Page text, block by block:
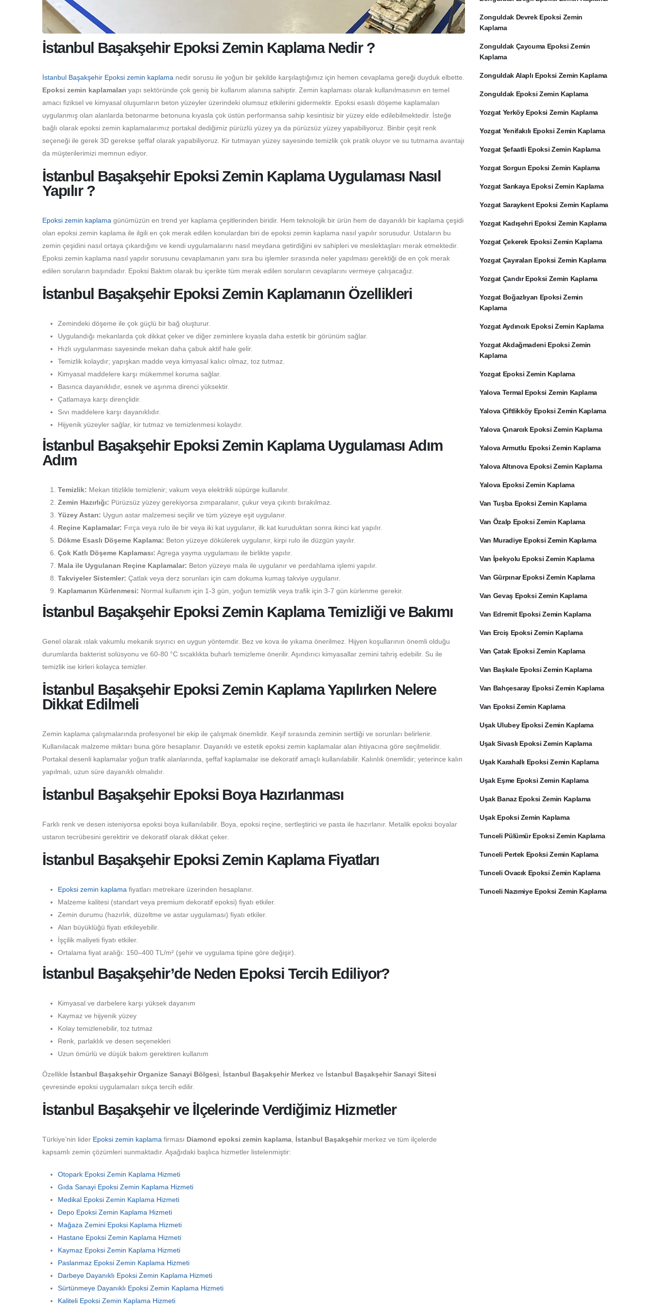
İstanbul Başakşehir Epoksi Zemin Kaplama Nedir ?
İstanbul Başakşehir Epoksi zemin kaplama nedir sorusu ile yoğun bir şekilde karşılaştığımız için hemen cevaplama gereği duyduk elbette.
Epoksi zemin kaplamaları yapı sektöründe çok geniş bir kullanım alanına sahiptir. Zemin kaplaması olarak kullanılmasının en temel
amacı fiziksel ve kimyasal oluşumların beton yüzeyler üzerindeki olumsuz etkilerini gidermektir. Epoksi esaslı döşeme kaplamaları
uygulanmış olan alanlarda betonarme betonuna kıyasla çok üstün performansa sahip kesintisiz bir yüzey elde edilebilmektedir. İsteğe
bağlı olarak epoksi zemin kaplamalarımız portakal dediğimiz pürüzlü yüzey ya da pürüzsüz yüzey yapabiliyoruz. Binbir çeşit renk
seçeneği ile gerek 3D gerekse şeffaf olarak yapabiliyoruz. Kir tutmayan yüzey sayesinde temizlik çok pratik oluyor ve su tutmama avantajı
da müşterilerimizi memnun ediyor.
İstanbul Başakşehir Epoksi Zemin Kaplama Uygulaması Nasıl
Yapılır ?
Epoksi zemin kaplama günümüzün en trend yer kaplama çeşitlerinden biridir. Hem teknolojik bir ürün hem de dayanıklı bir kaplama çeşidi
olan epoksi zemin kaplama ile ilgili en çok merak edilen konulardan biri de epoksi zemin kaplama nasıl yapılır sorusudur. Ustaların bu
zemin çeşidini nasıl ortaya çıkardığını ve kendi uygulamalarını nasıl meydana getirdiğini ev sahipleri ve meslektaşları merak etmektedir.
Epoksi zemin kaplama nasıl yapılır sorusunu cevaplamanın yanı sıra bu işlemler sırasında neler yapılması gerektiği de en çok merak
edilen soruların başındadır. Epoksi Baktım olarak bu içerikte tüm merak edilen soruların cevaplarını vermeye çalışacağız.
İstanbul Başakşehir Epoksi Zemin Kaplamanın Özellikleri
Zemindeki döşeme ile çok güçlü bir bağ oluşturur.
Uygulandığı mekanlarda çok dikkat çeker ve diğer zeminlere kıyasla daha estetik bir görünüm sağlar.
Hızlı uygulanması sayesinde mekan daha çabuk aktif hale gelir.
Temizlik kolaydır; yapışkan madde veya kimyasal kalıcı olmaz, toz tutmaz.
Kimyasal maddelere karşı mükemmel koruma sağlar.
Basınca dayanıklıdır, esnek ve aşınma direnci yüksektir.
Çatlamaya karşı dirençlidir.
Sıvı maddelere karşı dayanıklıdır.
Hijyenik yüzeyler sağlar, kir tutmaz ve temizlenmesi kolaydır.
İstanbul Başakşehir Epoksi Zemin Kaplama Uygulaması Adım
Adım
Temizlik: Mekan titizlikle temizlenir; vakum veya elektrikli süpürge kullanılır.
Zemin Hazırlığı: Pürüzsüz yüzey gerekiyorsa zımparalanır, çukur veya çıkıntı bırakılmaz.
Yüzey Astarı: Uygun astar malzemesi seçilir ve tüm yüzeye eşit uygulanır.
Reçine Kaplamalar: Fırça veya rulo ile bir veya iki kat uygulanır, ilk kat kuruduktan sonra ikinci kat yapılır.
Dökme Esaslı Döşeme Kaplama: Beton yüzeye dökülerek uygulanır, kirpi rulo ile düzgün yayılır.
Çok Katlı Döşeme Kaplaması: Agrega yayma uygulaması ile birlikte yapılır.
Mala ile Uygulanan Reçine Kaplamalar: Beton yüzeye mala ile uygulanır ve perdahlama işlemi yapılır.
Takviyeler Sistemler: Çatlak veya derz sorunları için cam dokuma kumaş takviye uygulanır.
Kaplamanın Kürlenmesi: Normal kullanım için 1-3 gün, yoğun temizlik veya trafik için 3-7 gün kürlenme gerekir.
İstanbul Başakşehir Epoksi Zemin Kaplama Temizliği ve Bakımı
Genel olarak ıslak vakumlu mekanik sıyırıcı en uygun yöntemdir. Bez ve kova ile yıkama önerilmez. Hijyen koşullarının önemli olduğu
durumlarda bakterist solüsyonu ve 60-80 °C sıcaklıkta buharlı temizleme önerilir. Aşındırıcı kimyasallar zemini tahriş edebilir. Su ile
temizlik ise kirleri kolayca temizler.
İstanbul Başakşehir Epoksi Zemin Kaplama Yapılırken Nelere
Dikkat Edilmeli
Zemin kaplama çalışmalarında profesyonel bir ekip ile çalışmak önemlidir. Keşif sırasında zeminin sertliği ve sorunları belirlenir.
Kullanılacak malzeme miktarı buna göre hesaplanır. Dayanıklı ve estetik epoksi zemin kaplamalar alan ihtiyacına göre seçilmelidir.
Portakal desenli kaplamalar yoğun trafik alanlarında, şeffaf kaplamalar ise dekoratif amaçlı kullanılabilir. Kalınlık önemlidir; yeterince kalın
yapılmalı, uzun süre dayanıklı olmalıdır.
İstanbul Başakşehir Epoksi Boya Hazırlanması
Farklı renk ve desen isteniyorsa epoksi boya kullanılabilir. Boya, epoksi reçine, sertleştirici ve pasta ile hazırlanır. Metalik epoksi boyalar
ustanın tecrübesini gerektirir ve dekoratif olarak dikkat çeker.
İstanbul Başakşehir Epoksi Zemin Kaplama Fiyatları
Epoksi zemin kaplama fiyatları metrekare üzerinden hesaplanır.
Malzeme kalitesi (standart veya premium dekoratif epoksi) fiyatı etkiler.
Zemin durumu (hazırlık, düzeltme ve astar uygulaması) fiyatı etkiler.
Alan büyüklüğü fiyatı etkileyebilir.
İşçilik maliyeti fiyatı etkiler.
Ortalama fiyat aralığı: 150–400 TL/m² (şehir ve uygulama tipine göre değişir).
İstanbul Başakşehir’de Neden Epoksi Tercih Ediliyor?
Kimyasal ve darbelere karşı yüksek dayanım
Kaymaz ve hijyenik yüzey
Kolay temizlenebilir, toz tutmaz
Renk, parlaklık ve desen seçenekleri
Uzun ömürlü ve düşük bakım gerektiren kullanım
Özellikle İstanbul Başakşehir Organize Sanayi Bölgesi İstanbul Başakşehir Merkez ve İstanbul Başakşehir Sanayi Sitesi
çevresinde epoksi uygulamaları sıkça tercih edilir.
İstanbul Başakşehir ve İlçelerinde Verdiğimiz Hizmetler
Türkiye’nin lider Epoksi zemin kaplama firması Diamond epoksi zemin kaplama İstanbul Başakşehirmerkez ve tüm ilçelerde
kapsamlı zemin çözümleri sunmaktadır. Aşağıdaki başlıca hizmetler listelenmiştir:
Otopark Epoksi Zemin Kaplama Hizmeti
Gıda Sanayi Epoksi Zemin Kaplama Hizmeti
Medikal Epoksi Zemin Kaplama Hizmeti
Depo Epoksi Zemin Kaplama Hizmeti
Mağaza Zemini Epoksi Kaplama Hizmeti
Hastane Epoksi Zemin Kaplama Hizmeti
Kaymaz Epoksi Zemin Kaplama Hizmeti
Paslanmaz Epoksi Zemin Kaplama Hizmeti
Darbeye Dayanıklı Epoksi Zemin Kaplama Hizmeti
Sürtünmeye Dayanıklı Epoksi Zemin Kaplama Hizmeti
Kaliteli Epoksi Zemin Kaplama Hizmeti
Zonguldak Devrek Epoksi Zemin
Kaplama
Zonguldak Çaycuma Epoksi Zemin
Kaplama
Zonguldak Alaplı Epoksi Zemin Kaplama
Zonguldak Epoksi Zemin Kaplama
Yozgat Yerköy Epoksi Zemin Kaplama
Yozgat Yenifakılı Epoksi Zemin Kaplama
Yozgat Şefaatli Epoksi Zemin Kaplama
Yozgat Sorgun Epoksi Zemin Kaplama
Yozgat Sarıkaya Epoksi Zemin Kaplama
Yozgat Saraykent Epoksi Zemin Kaplama
Yozgat Kadışehri Epoksi Zemin Kaplama
Yozgat Çekerek Epoksi Zemin Kaplama
Yozgat Çayıralan Epoksi Zemin Kaplama
Yozgat Çandır Epoksi Zemin Kaplama
Yozgat Boğazlıyan Epoksi Zemin
Kaplama
Yozgat Aydıncık Epoksi Zemin Kaplama
Yozgat Akdağmadeni Epoksi Zemin
Kaplama
Yozgat Epoksi Zemin Kaplama
Yalova Termal Epoksi Zemin Kaplama
Yalova Çiftlikköy Epoksi Zemin Kaplama
Yalova Çınarcık Epoksi Zemin Kaplama
Yalova Armutlu Epoksi Zemin Kaplama
Yalova Altınova Epoksi Zemin Kaplama
Yalova Epoksi Zemin Kaplama
Van Tuşba Epoksi Zemin Kaplama
Van Özalp Epoksi Zemin Kaplama
Van Muradiye Epoksi Zemin Kaplama
Van İpekyolu Epoksi Zemin Kaplama
Van Gürpınar Epoksi Zemin Kaplama
Van Gevaş Epoksi Zemin Kaplama
Van Edremit Epoksi Zemin Kaplama
Van Erciş Epoksi Zemin Kaplama
Van Çatak Epoksi Zemin Kaplama
Van Başkale Epoksi Zemin Kaplama
Van Bahçesaray Epoksi Zemin Kaplama
Van Epoksi Zemin Kaplama
Uşak Ulubey Epoksi Zemin Kaplama
Uşak Sivaslı Epoksi Zemin Kaplama
Uşak Karahallı Epoksi Zemin Kaplama
Uşak Eşme Epoksi Zemin Kaplama
Uşak Banaz Epoksi Zemin Kaplama
Uşak Epoksi Zemin Kaplama
Tunceli Pülümür Epoksi Zemin Kaplama
Tunceli Pertek Epoksi Zemin Kaplama
Tunceli Ovacık Epoksi Zemin Kaplama
Tunceli Nazımiye Epoksi Zemin Kaplama